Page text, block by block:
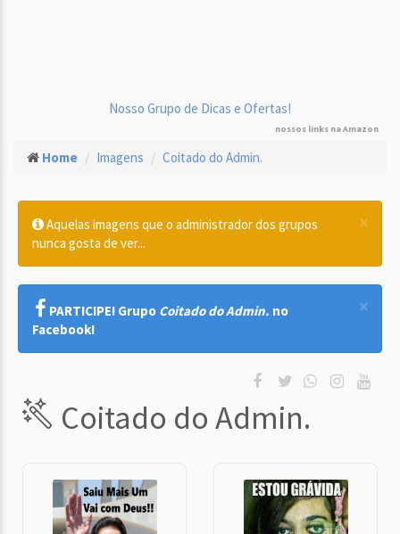
Nosso Grupo de Dicas e Ofertas!
nossos links na Amazon
Home Imagens Coitado do Admin.
×
Aquelas imagens que o administrador dos grupos
nunca gosta de ver...
×
PARTICIPE! Grupo Coitado do Admin. no
Facebook!
Coitado do Admin.